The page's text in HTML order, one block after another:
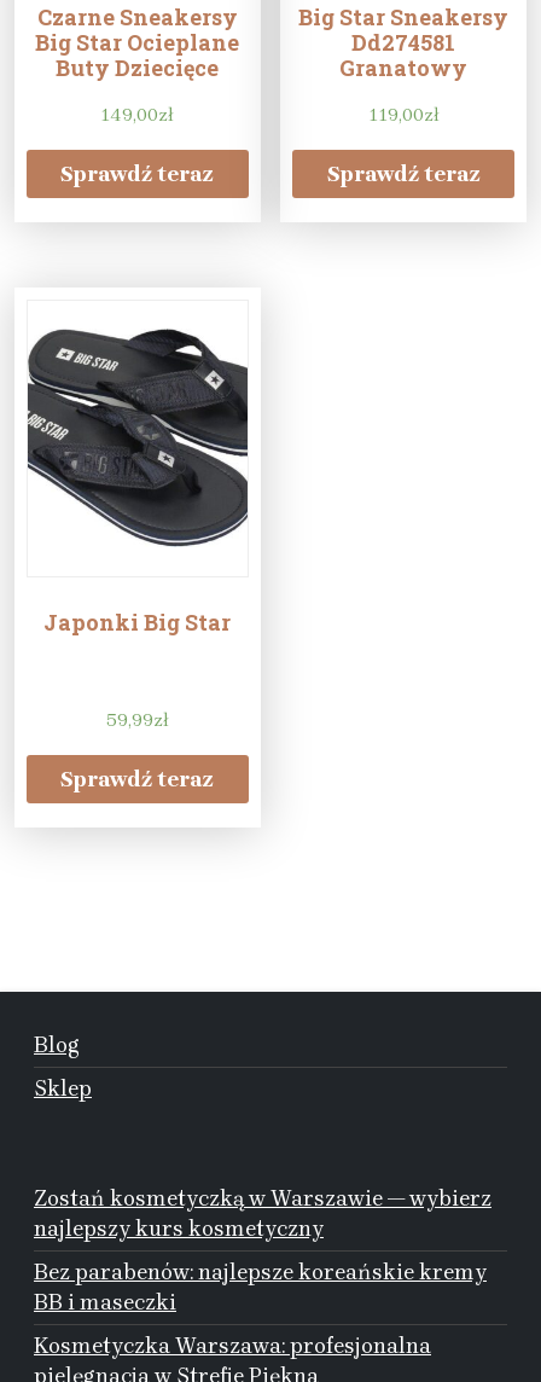
Czarne Sneakersy
Big Star Ocieplane
Buty Dziecięce
149,00zł
Sprawdź teraz
Big Star Sneakersy
Dd274581
Granatowy
119,00zł
Sprawdź teraz
Japonki Big Star
59,99zł
Sprawdź teraz
Blog
Sklep
Zostań kosmetyczką w Warszawie — wybierz
najlepszy kurs kosmetyczny
Bez parabenów: najlepsze koreańskie kremy
BB i maseczki
Kosmetyczka Warszawa: profesjonalna
pielęgnacja w Strefie Piękna